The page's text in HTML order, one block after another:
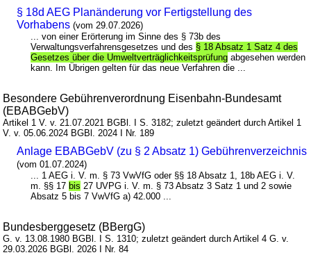
§ 18d AEG Planänderung vor Fertigstellung des
Vorhabens (vom 29.07.2026)
... von einer Erörterung im Sinne des § 73b des
Verwaltungsverfahrensgesetzes und des § 18 Absatz 1 Satz 4 des
Gesetzes über die Umweltverträglichkeitsprüfung abgesehen werden
kann. Im Übrigen gelten für das neue Verfahren die ...
Besondere Gebührenverordnung Eisenbahn-Bundesamt
(EBABGebV)
Artikel 1 V. v. 21.07.2021 BGBl. I S. 3182; zuletzt geändert durch Artikel 1
V. v. 05.06.2024 BGBl. 2024 I Nr. 189
Anlage EBABGebV (zu § 2 Absatz 1) Gebührenverzeichnis
(vom 01.07.2024)
... 1 AEG i. V. m. § 73 VwVfG oder §§ 18 Absatz 1, 18b AEG i. V.
m. §§ 17bis 27 UVPG i. V. m. § 73 Absatz 3 Satz 1 und 2 sowie
Absatz 5 bis 7 VwVfG a) 42.000 ...
Bundesberggesetz (BBergG)
G. v. 13.08.1980 BGBl. I S. 1310; zuletzt geändert durch Artikel 4 G. v.
29.03.2026 BGBl. 2026 I Nr. 84